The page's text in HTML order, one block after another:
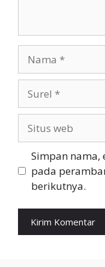
web
Simpan nama,
pada
berikutnya.